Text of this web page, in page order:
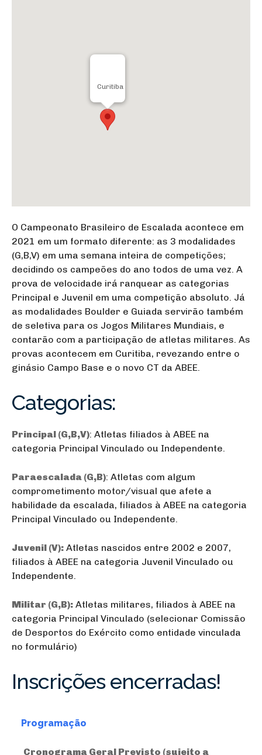
Curitiba
O Campeonato Brasileiro de Escalada acontece em
2021 em um formato diferente: as 3 modalidades
(G,B,V) em uma semana inteira de competições;
decidindo os campeões do ano todos de uma vez. A
prova de velocidade irá ranquear as categorias
Principal e Juvenil em uma competição absoluto. Já
as modalidades Boulder e Guiada servirão também
de seletiva para os Jogos Militares Mundiais, e
contarão com a participação de atletas militares. As
provas acontecem em Curitiba, revezando entre o
ginásio Campo Base e o novo CT da ABEE.
Categorias:
Principal (G,B,V): Atletas filiados à ABEE na
categoria Principal Vinculado ou Independente.
Paraescalada (G,B): Atletas com algum
comprometimento motor/visual que afete a
habilidade da escalada, filiados à ABEE na categoria
Principal Vinculado ou Independente.
Juvenil (V): Atletas nascidos entre 2002 e 2007,
filiados à ABEE na categoria Juvenil Vinculado ou
Independente.
Militar (G,B): Atletas militares, filiados à ABEE na
categoria Principal Vinculado (selecionar Comissão
de Desportos do Exército como entidade vinculada
no formulário)
Inscrições encerradas!
Programação
Cronograma Geral Previsto (sujeito a